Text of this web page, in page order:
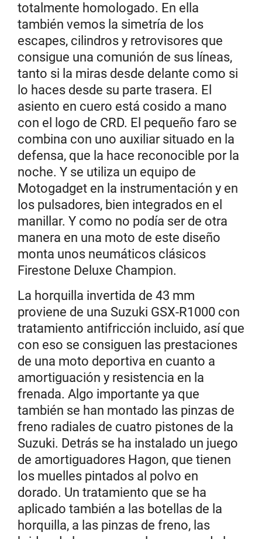
totalmente homologado. En ella
también vemos la simetría de los
escapes, cilindros y retrovisores que
consigue una comunión de sus líneas,
tanto si la miras desde delante como si
lo haces desde su parte trasera. El
asiento en cuero está cosido a mano
con el logo de CRD. El pequeño faro se
combina con uno auxiliar situado en la
defensa, que la hace reconocible por la
noche. Y se utiliza un equipo de
Motogadget en la instrumentación y en
los pulsadores, bien integrados en el
manillar. Y como no podía ser de otra
manera en una moto de este diseño
monta unos neumáticos clásicos
Firestone Deluxe Champion.
La horquilla invertida de 43 mm
proviene de una Suzuki GSX-R1000 con
tratamiento antifricción incluido, así que
con eso se consiguen las prestaciones
de una moto deportiva en cuanto a
amortiguación y resistencia en la
frenada. Algo importante ya que
también se han montado las pinzas de
freno radiales de cuatro pistones de la
Suzuki. Detrás se ha instalado un juego
de amortiguadores Hagon, que tienen
los muelles pintados al polvo en
dorado. Un tratamiento que se ha
aplicado también a las botellas de la
horquilla, a las pinzas de freno, las